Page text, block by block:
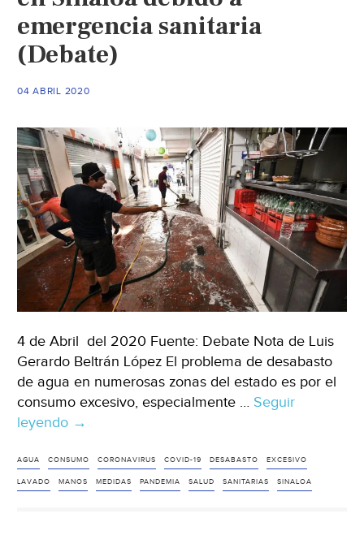
emergencia sanitaria
(Debate)
04 ABRIL 2020
4 de Abril del 2020 Fuente: Debate Nota de Luis
Gerardo Beltrán López El problema de desabasto
de agua en numerosas zonas del estado es por el
consumo excesivo, especialmente … Seguir
leyendo Consumo
agua
aumenta
→
AGUA CONSUMO CORONAVIRUS COVID-19 DESABASTO EXCESIVO
LAVADO MANOS MEDIDAS PANDEMIA SALUD SANITARIAS SINALOA